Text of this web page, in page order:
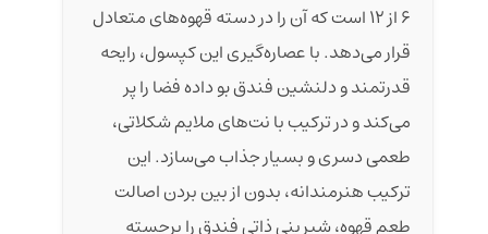
۶ از ۱۲ است که آن را در دسته قهوه‌های متعادل
قرار می‌دهد. با عصاره‌گیری این کپسول، رایحه
قدرتمند و دلنشین فندق بو داده فضا را پر
می‌کند و در ترکیب با نت‌های ملایم شکلاتی،
طعمی دسری و بسیار جذاب می‌سازد. این
ترکیب هنرمندانه، بدون از بین بردن اصالت
طعم قهوه، شیرینی ذاتی فندق را برجسته